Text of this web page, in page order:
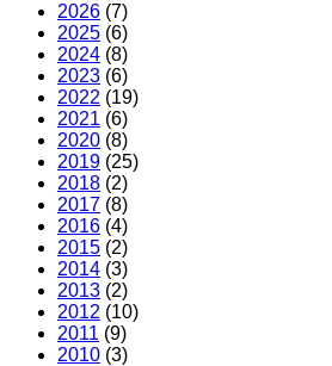
2026 (7)
2025 (6)
2024 (8)
2023 (6)
2022 (19)
2021 (6)
2020 (8)
2019 (25)
2018 (2)
2017 (8)
2016 (4)
2015 (2)
2014 (3)
2013 (2)
2012 (10)
2011 (9)
2010 (3)